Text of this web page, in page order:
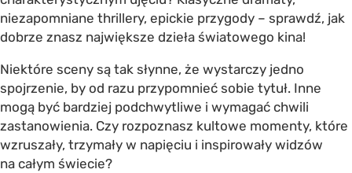
niezapomniane thrillery, epickie przygody – sprawdź, jak
dobrze znasz największe dzieła światowego kina!
Niektóre sceny są tak słynne, że wystarczy jedno
spojrzenie, by od razu przypomnieć sobie tytuł. Inne
mogą być bardziej podchwytliwe i wymagać chwili
zastanowienia. Czy rozpoznasz kultowe momenty, które
wzruszały, trzymały w napięciu i inspirowały widzów
na całym świecie?